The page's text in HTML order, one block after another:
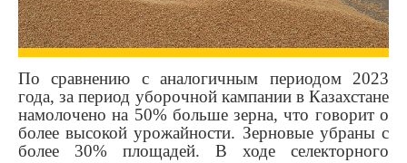
По сравнению с аналогичным периодом 2023
года, за период уборочной кампании в Казахстане
намолочено на 50% больше зерна, что говорит о
более высокой урожайности. Зерновые убраны с
более 30% площадей. В ходе селекторного